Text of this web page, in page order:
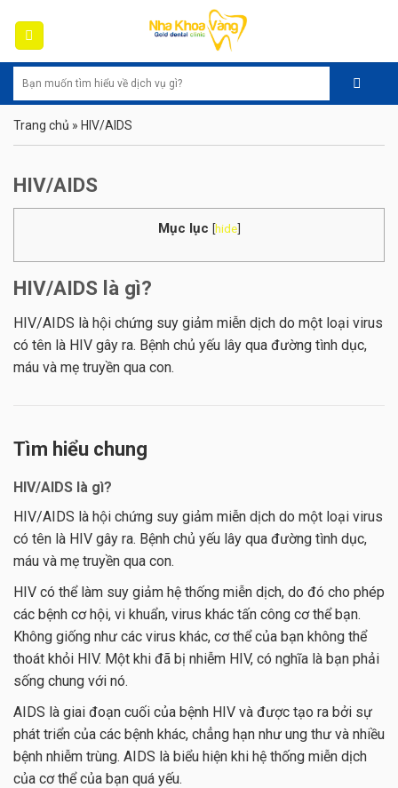
content
Trang chủ » HIV/AIDS
HIV/AIDS
Mục lục [hide]
HIV/AIDS là gì?
HIV/AIDS là hội chứng suy giảm miễn dịch do một loại virus
có tên là HIV gây ra. Bệnh chủ yếu lây qua đường tình dục,
máu và mẹ truyền qua con.
Tìm hiểu chung
HIV/AIDS là gì?
HIV/AIDS là hội chứng suy giảm miễn dịch do một loại virus
có tên là HIV gây ra. Bệnh chủ yếu lây qua đường tình dục,
máu và mẹ truyền qua con.
HIV có thể làm suy giảm hệ thống miễn dịch, do đó cho phép
các bệnh cơ hội, vi khuẩn, virus khác tấn công cơ thể bạn.
Không giống như các virus khác, cơ thể của bạn không thể
thoát khỏi HIV. Một khi đã bị nhiễm HIV, có nghĩa là bạn phải
sống chung với nó.
AIDS là giai đoạn cuối của bệnh HIV và được tạo ra bởi sự
phát triển của các bệnh khác, chẳng hạn như ung thư và nhiều
bệnh nhiễm trùng. AIDS là biểu hiện khi hệ thống miễn dịch
của cơ thể của bạn quá yếu.